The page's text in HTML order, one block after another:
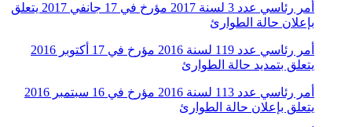
أمر رئاسي عدد 3 لسنة 2017 مؤرخ في 17 جانفي 2017 يتعلق
بإعلان حالة الطوارئ
أمر رئاسي عدد 119 لسنة 2016 مؤرخ في 17 أكتوبر 2016
يتعلق بتمديد حالة الطوارئ
أمر رئاسي عدد 113 لسنة 2016 مؤرخ في 16 سبتمبر 2016
يتعلق بإعلان حالة الطوارئ